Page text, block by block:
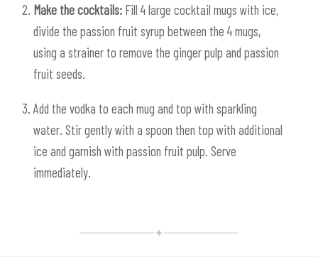
Make the cocktails:Fill 4 large cocktail mugs with ice,
divide the passion fruit syrup between the 4 mugs,
using a strainer to remove the ginger pulp and passion
fruit seeds.
Add the vodka to each mug and top with sparkling
water. Stir gently with a spoon then top with additional
ice and garnish with passion fruit pulp. Serve
immediately.